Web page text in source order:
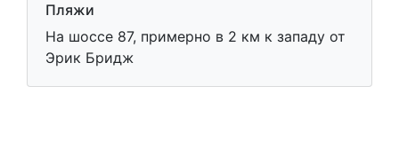
Пляжи
На шоссе 87, примерно в 2 км к западу от
Эрик Бридж